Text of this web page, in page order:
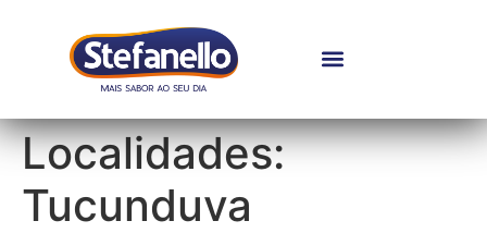
Localidades:
Tucunduva